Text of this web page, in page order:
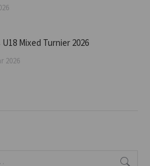
Mixed Turnier 2026
2026